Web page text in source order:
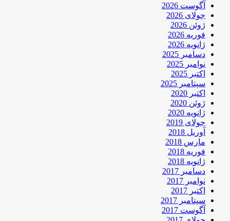
آگوست 2026
جولای 2026
ژوئن 2026
فوریه 2026
ژانویه 2026
دسامبر 2025
نوامبر 2025
اکتبر 2025
سپتامبر 2025
اکتبر 2020
ژوئن 2020
ژانویه 2020
جولای 2019
آوریل 2018
مارس 2018
فوریه 2018
ژانویه 2018
دسامبر 2017
نوامبر 2017
اکتبر 2017
سپتامبر 2017
آگوست 2017